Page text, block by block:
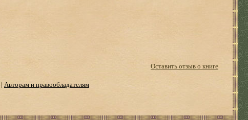
Оставить отзыв о книге
| Авторам и правообладателям